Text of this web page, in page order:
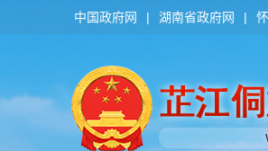
中国政府网 | 湖南省政府网 |